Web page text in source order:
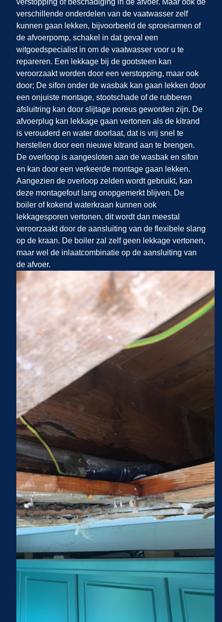
verschillende onderdelen van de vaatwasser zelf
kunnen gaan lekken, bijvoorbeeld de sproeiarmen of
de afvoerpomp, schakel in dat geval een
witgoedspecialist in om de vaatwasser voor u te
repareren. Een lekkage bij de gootsteen kan
veroorzaakt worden door een verstopping, maar ook
door; De sifon onder de wasbak kan gaan lekken door
een onjuiste montage, stootschade of de rubberen
afsluitring kan door slijtage poreus geworden zijn. De
afvoerplug kan lekkage gaan vertonen als de kitrand
is verouderd en water doorlaat, dat is vrij snel te
herstellen door een nieuwe kitrand aan te brengen.
De overloop is aangesloten aan de wasbak en sifon
en kan door een verkeerde montage gaan lekken.
Aangezien de overloop zelden wordt gebruikt, kan
deze montagefout lang onopgemerkt blijven. De
boiler of kokend waterkraan kunnen ook
lekkagesporen vertonen, dit wordt dan meestal
veroorzaakt door de aansluiting van de flexibele slang
op de kraan. De boiler zal zelf geen lekkage vertonen,
maar wel de inlaatcombinatie op de aansluiting van
de afvoer.